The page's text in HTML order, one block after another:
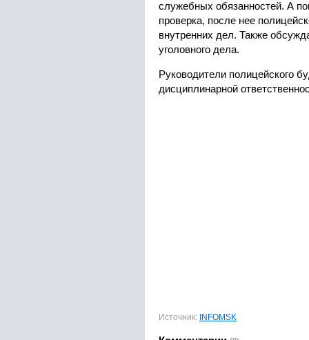
служебных обязанностей. А
проверка, после нее
внутренних дел. Также
уголовного дела.
Руководители полицейского
дисциплинарной
Источник: INFOMSK